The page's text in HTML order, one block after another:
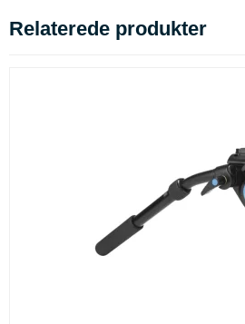
Relaterede produkter